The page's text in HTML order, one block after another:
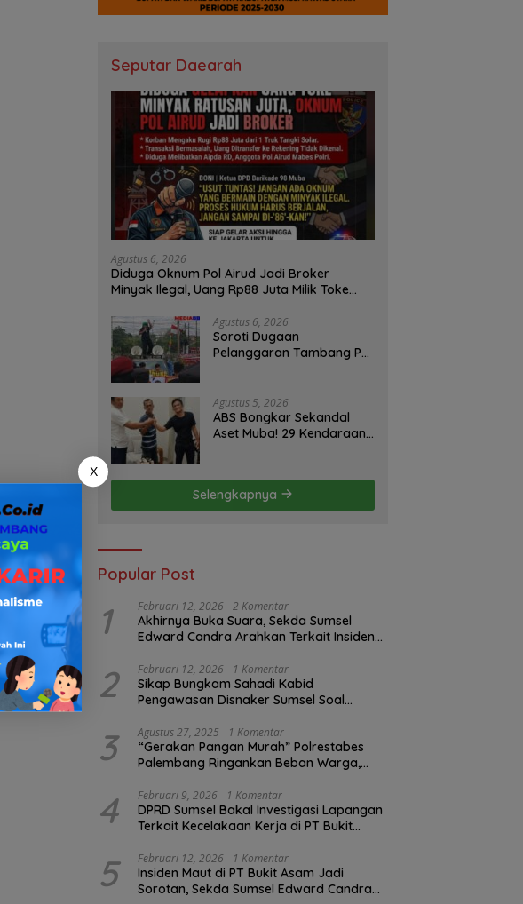
Seputar Daearah
Agustus 6, 2026
Diduga Oknum Pol Airud Jadi Broker
Minyak Ilegal, Uang Rp88 Juta Milik Toke
Agustus 6, 2026
Soroti Dugaan
Pelanggaran Tambang PT
Minggu ke Pemerintah
Agustus 5, 2026
ABS Bongkar Sekandal
Aset Muba! 29 Kendaraan
Selengkapnya
Popular Post
1 Februari 12, 2026 2 Komentar
Akhirnya Buka Suara, Sekda Sumsel
Edward Candra Arahkan Terkait Insiden
2 Februari 12, 2026 1 Komentar
Sikap Bungkam Sahadi Kabid
Pengawasan Disnaker Sumsel Soal
Pengawasan K3?
3 Agustus 27, 2025 1 Komentar
“Gerakan Pangan Murah” Polrestabes
Palembang Ringankan Beban Warga,
4 Februari 9, 2026 1 Komentar
DPRD Sumsel Bakal Investigasi Lapangan
Terkait Kecelakaan Kerja di PT Bukit
5 Februari 12, 2026 1 Komentar
Insiden Maut di PT Bukit Asam Jadi
Sorotan, Sekda Sumsel Edward Candra
X